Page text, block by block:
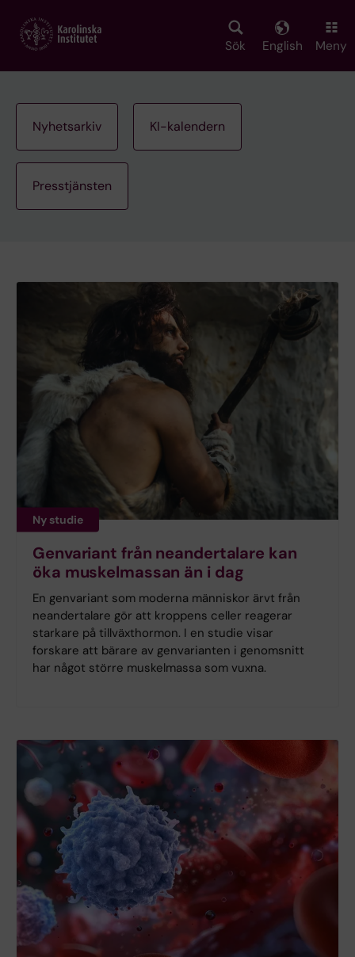
main
Sök English Meny
Nyhetsarkiv KI-kalendern
Presstjänsten
Ny studie
Genvariant från neandertalare kan
öka muskelmassan än i dag
En genvariant som moderna människor ärvt från
neandertalare gör att kroppens celler reagerar
starkare på tillväxthormon. I en studie visar
forskare att bärare av genvarianten i genomsnitt
har något större muskelmassa som vuxna.